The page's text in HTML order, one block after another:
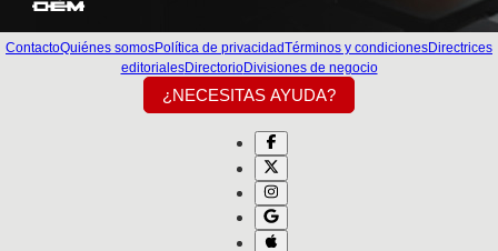
ContactoQuiénes somosPolítica de privacidadTérminos y condicionesDirectrices
editorialesDirectorioDivisiones de negocio
¿NECESITAS AYUDA?